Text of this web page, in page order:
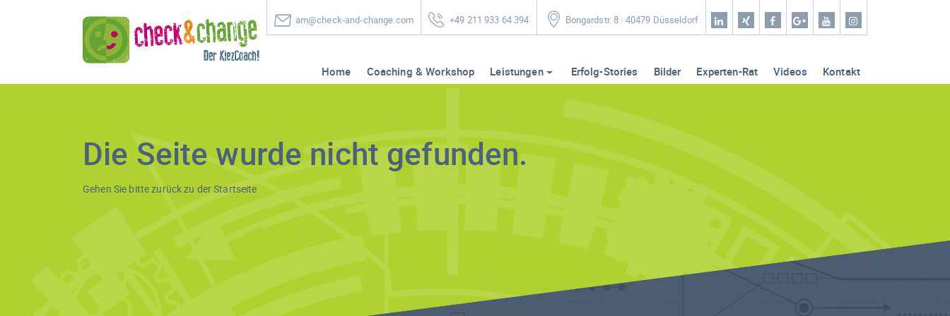
am@check-and-change.com +49 211 933 64 394 Bongardstr. 8 · 40479 Düsseldorf
Home Coaching & Workshop Leistungen Erfolg-Stories Bilder Experten-Rat Videos Kontakt
Die Seite wurde nicht gefunden.
Gehen Sie bitte zurück zu derStartseite
Home
Leistungen
Videos
Kontakt